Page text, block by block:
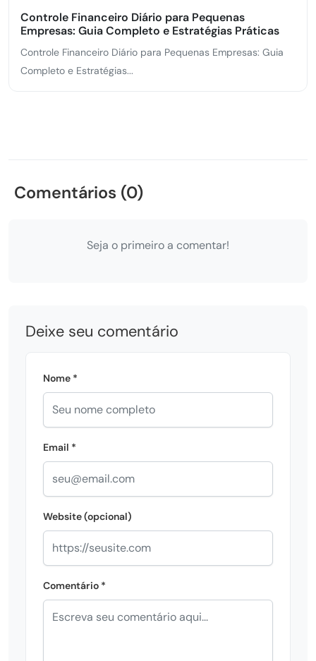
Controle Financeiro Diário para Pequenas
Empresas: Guia Completo e Estratégias Práticas
Controle Financeiro Diário para Pequenas Empresas: Guia
Completo e Estratégias...
Comentários (0)
Seja o primeiro a comentar!
Deixe seu comentário
Nome *
Email *
Website (opcional)
Comentário *